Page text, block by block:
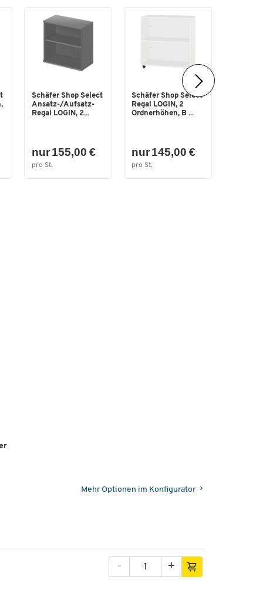
Schäfer Shop Select
Ansatz-/Aufsatz-
Regal LOGIN, 2...
nur 155,00 €
pro St.
Schäfer Shop Select
Regal LOGIN, 2
Ordnerhöhen, B ...
nur 145,00 €
pro St.
Mehr Optionen im Konfigurator
+
-